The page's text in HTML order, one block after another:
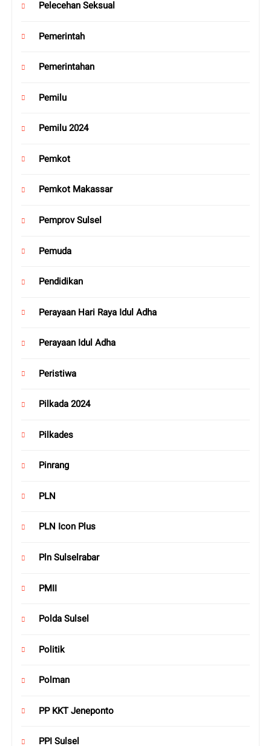
Pelecehan Seksual
Pemerintah
Pemerintahan
Pemilu
Pemilu 2024
Pemkot
Pemkot Makassar
Pemprov Sulsel
Pemuda
Pendidikan
Perayaan Hari Raya Idul Adha
Perayaan Idul Adha
Peristiwa
Pilkada 2024
Pilkades
Pinrang
PLN
PLN Icon Plus
Pln Sulselrabar
PMII
Polda Sulsel
Politik
Polman
PP KKT Jeneponto
PPI Sulsel